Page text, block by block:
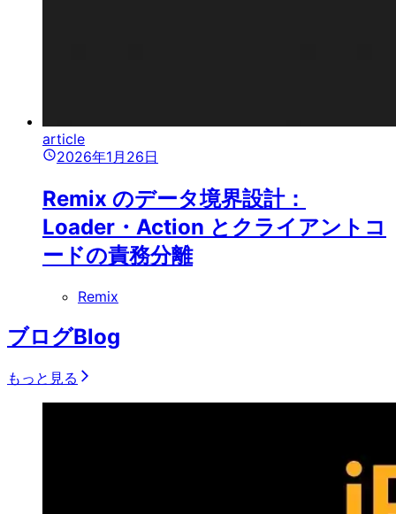
article
2026年1月26日
Remix のデータ境界設計：
Loader・Action とクライアントコ
ードの責務分離
Remix
ブログBlog
もっと見る